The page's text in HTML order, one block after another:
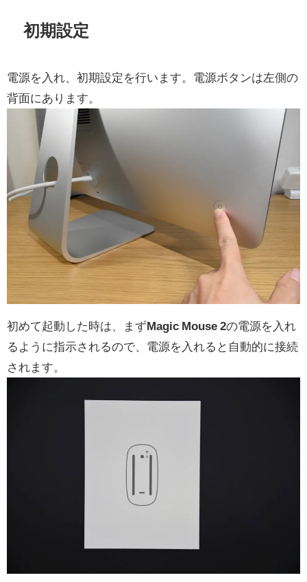
初期設定
電源を入れ、初期設定を行います。電源ボタンは左側の
背面にあります。
初めて起動した時は、まずMagic Mouse 2の電源を入れ
るように指示されるので、電源を入れると自動的に接続
されます。